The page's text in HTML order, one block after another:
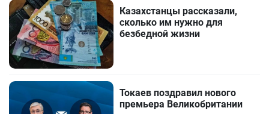
Казахстанцы рассказали,
сколько им нужно для
безбедной жизни
Токаев поздравил нового
премьера Великобритании